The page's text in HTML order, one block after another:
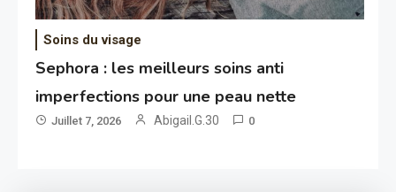
Soins du visage
Sephora : les meilleurs soins anti
imperfections pour une peau nette
Juillet 7, 2026 Abigail.G.30 0